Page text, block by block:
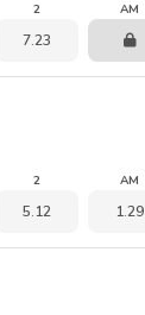
2
7.23
AM
2
5.12
AM
1.29